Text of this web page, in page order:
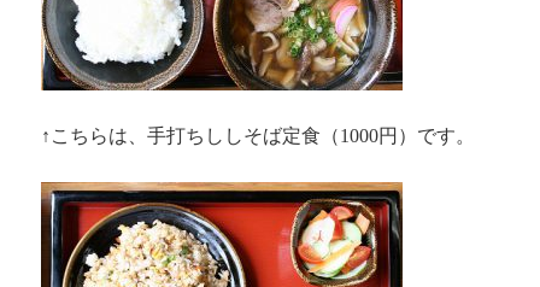
↑こちらは、手打ちししそば定食（1000円）です。